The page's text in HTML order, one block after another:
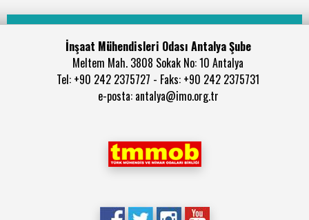
İnşaat Mühendisleri Odası Antalya Şube
Meltem Mah. 3808 Sokak No: 10 Antalya
Tel: +90 242 2375727 - Faks: +90 242 2375731
e-posta: antalya@imo.org.tr